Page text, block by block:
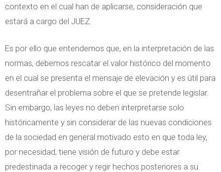
contexto en el cual han de aplicarse, consideración que
estará a cargo del JUEZ.
Es por ello que entendemos que, en la interpretación de las
normas, debemos rescatar el valor histórico del momento
en el cual se presenta el mensaje de elevación y es útil para
desentrañar el problema sobre el que se pretende legislar.
Sin embargo, las leyes no deben interpretarse solo
históricamente y sin considerar de las nuevas condiciones
de la sociedad en general motivado esto en que toda ley,
por necesidad, tiene visión de futuro y debe estar
predestinada a recoger y regir hechos posteriores a su